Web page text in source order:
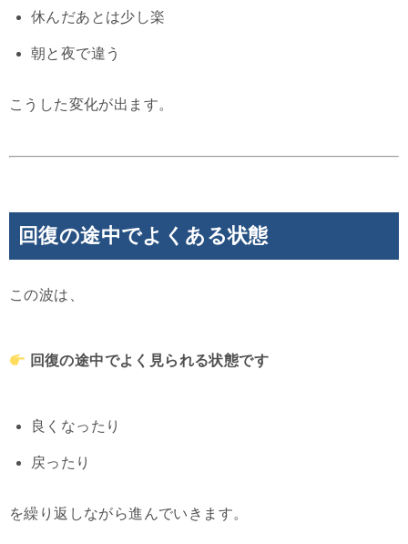
休んだあとは少し楽
朝と夜で違う
こうした変化が出ます。
回復の途中でよくある状態
この波は、
回復の途中でよく見られる状態です
良くなったり
戻ったり
を繰り返しながら進んでいきます。